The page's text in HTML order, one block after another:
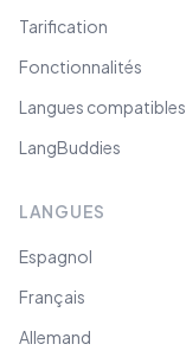
Tarification
Fonctionnalités
Langues compatibles
LangBuddies
LANGUES
Espagnol
Français
Allemand